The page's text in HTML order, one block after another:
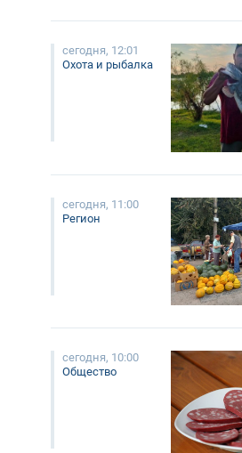
сегодня, 12:01
Охота и рыбалка
сегодня, 11:00
Регион
сегодня, 10:00
Общество